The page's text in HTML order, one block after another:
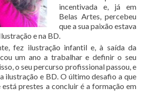
incentivada e, já em
Belas Artes, percebeu
que a sua paixão estava
e na BD.
fez ilustração infantil e, à saída da
um ano a trabalhar e definir o seu
o seu percurso profissional passou, e
ilustração e BD. O último desafio a que
está prestes a concluir é a formação em